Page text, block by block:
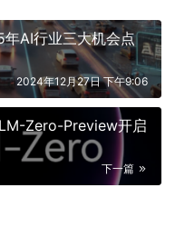
AI行业三大机会点
2024年12月27日 下午9:06
Zero-Preview开启
下一篇